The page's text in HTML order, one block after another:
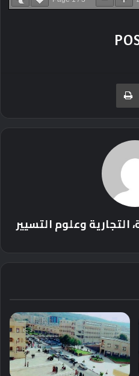
عبر البريد طباعة
التجارية وعلوم التسيير